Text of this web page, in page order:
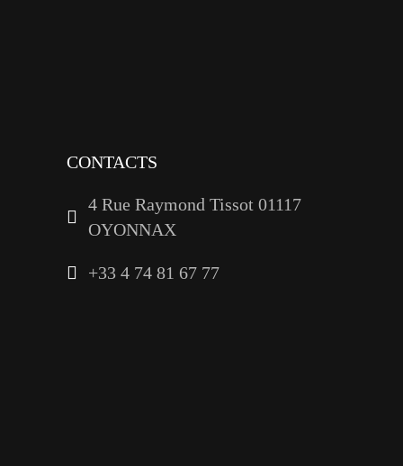
CONTACTS
4 Rue Raymond Tissot 01117
OYONNAX
+33 4 74 81 67 77